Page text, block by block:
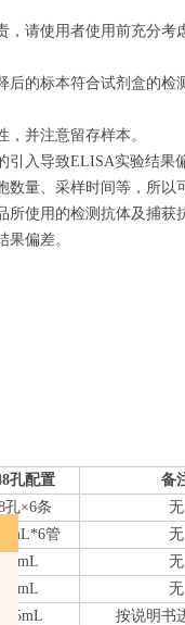
请使用者使用前充分考
的标本符合试剂盒的检
并注意留存样本。
入导致ELISA实验结果
量、采样时间等，所以
使用的检测抗体及捕获
偏差。
孔配置
备
孔×6条
无
mL*6管
无
3mL
无
5mL
无
15mL
按说明书